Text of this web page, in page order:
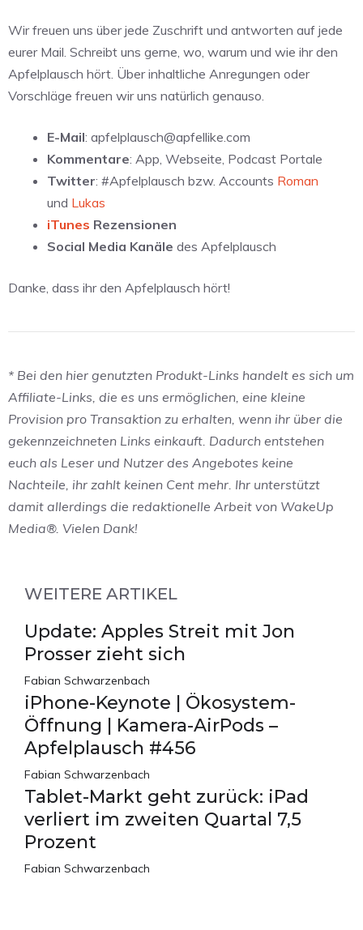
Wir freuen uns über jede Zuschrift und antworten auf jede
eurer Mail. Schreibt uns gerne, wo, warum und wie ihr den
Apfelplausch hört. Über inhaltliche Anregungen oder
Vorschläge freuen wir uns natürlich genauso.
E-Mail: apfelplausch@apfellike.com
Kommentare: App, Webseite, Podcast Portale
Twitter: #Apfelplausch bzw. Accounts Roman
und Lukas
iTunes Rezensionen
Social Media Kanäle des Apfelplausch
Danke, dass ihr den Apfelplausch hört!
* Bei den hier genutzten Produkt-Links handelt es sich um
Affiliate-Links, die es uns ermöglichen, eine kleine
Provision pro Transaktion zu erhalten, wenn ihr über die
gekennzeichneten Links einkauft. Dadurch entstehen
euch als Leser und Nutzer des Angebotes keine
Nachteile, ihr zahlt keinen Cent mehr. Ihr unterstützt
damit allerdings die redaktionelle Arbeit von WakeUp
Media®. Vielen Dank!
WEITERE ARTIKEL
Update: Apples Streit mit Jon
Prosser zieht sich
Fabian Schwarzenbach
iPhone-Keynote | Ökosystem-
Öffnung | Kamera-AirPods –
Apfelplausch #456
Fabian Schwarzenbach
Tablet-Markt geht zurück: iPad
verliert im zweiten Quartal 7,5
Prozent
Fabian Schwarzenbach